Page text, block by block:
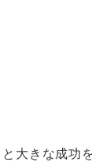
大きな成功